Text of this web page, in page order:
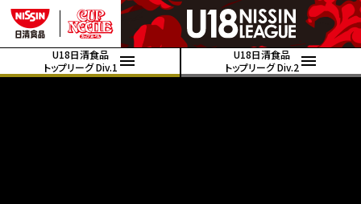
U18日清食品
トップリーグ Div.1
U18日清食品
トップリーグ Div.2